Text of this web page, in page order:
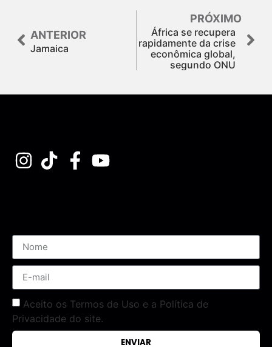
ANTERIOR
Jamaica
PRÓXIMO
África se recupera
rapidamente da crise
econômica global,
segundo ONU
Aceito os Termos de Uso e a Política de
Privacidade do site.
ENVIAR